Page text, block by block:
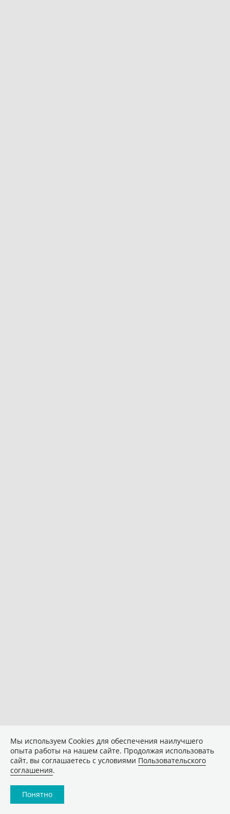
Мы используем Сookies для обеспечения наилучшего
опыта работы на нашем сайте. Продолжая использовать
сайт, вы соглашаетесь с условиями Пользовательского
соглашения.
Понятно